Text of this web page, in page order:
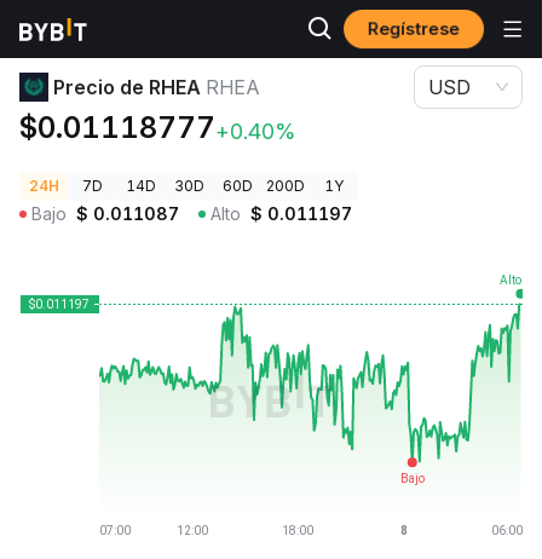
Regístrese
Precios de Criptomonedas Precio de RHEA RHEA
Precio de RHEA RHEA
$0.01118777+0.40%
USD
24H 7D 14D 30D 60D 200D 1Y
Bajo $ 0.011087 Alto $ 0.011197